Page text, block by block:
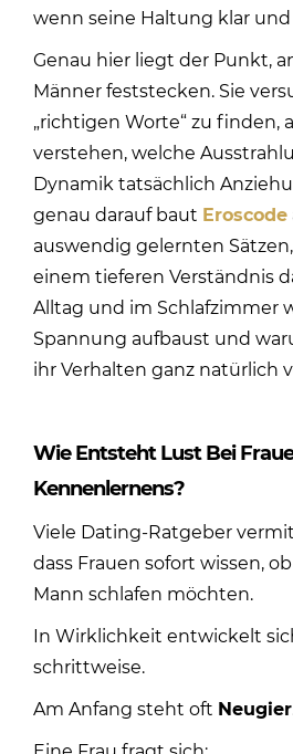
wenn seine Haltung klar
Genau hier liegt der Punkt,
Männer feststecken. Sie
„richtigen Worte“ zu finden,
verstehen, welche
Dynamik tatsächlich
genau darauf baut Eroscode
auswendig gelernten
einem tieferen Verständnis
Alltag und im Schlafzimmer
Spannung aufbaust und
ihr Verhalten ganz natürlich
Wie Entsteht Lust Bei
Kennenlernens?
Viele Dating-Ratgeber
dass Frauen sofort wissen,
Mann schlafen möchten.
In Wirklichkeit entwickelt
schrittweise.
Am Anfang steht oft Neugier